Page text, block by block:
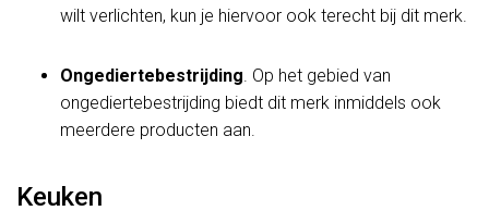
wilt verlichten, kun je hiervoor ook terecht bij dit merk.
Ongediertebestrijding. Op het gebied van
ongediertebestrijding biedt dit merk inmiddels ook
meerdere producten aan.
Keuken